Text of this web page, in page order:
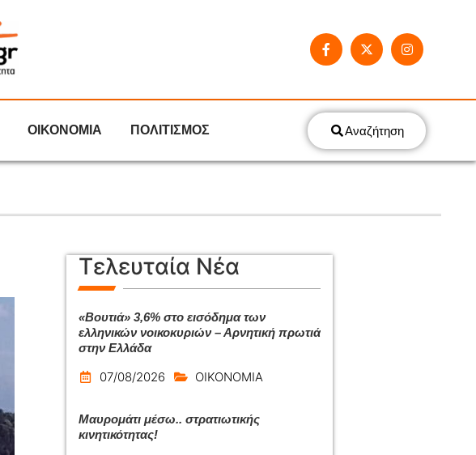
ΟΙΚΟΝΟΜΙΑ ΠΟΛΙΤΙΣΜΟΣ Αναζήτηση
Τελευταία Νέα
«Βουτιά» 3,6% στο εισόδημα των
ελληνικών νοικοκυριών – Αρνητική πρωτιά
στην Ελλάδα
07/08/2026 ΟΙΚΟΝΟΜΙΑ
Μαυρομάτι μέσω.. στρατιωτικής
κινητικότητας!